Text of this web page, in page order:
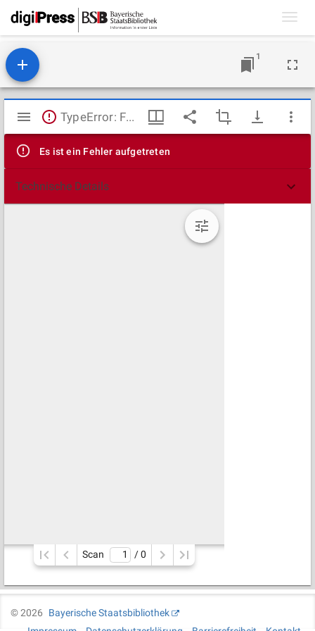
1
Mirador
Viewer
TypeError: Failed to fetch
Es ist ein Fehler aufgetreten
Technische Details
Scan / 0
©2026
Bayerische Staatsbibliothek